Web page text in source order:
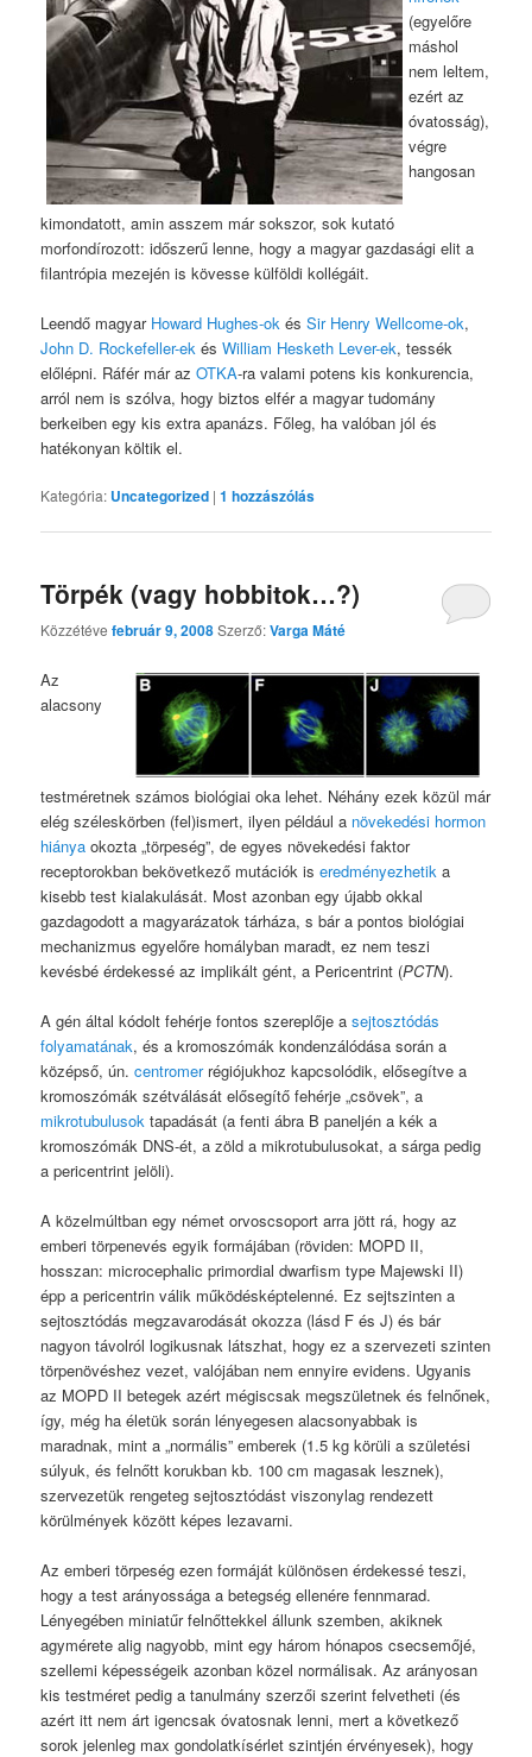
(egyelőre
máshol
nem leltem,
ezért az
óvatosság),
végre
hangosan
kimondatott, amin asszem már sokszor, sok kutató
morfondírozott: időszerű lenne, hogy a magyar gazdasági elit a
filantrópia mezején is kövesse külföldi kollégáit.
Leendő magyar Howard Hughes-ok ésSir Henry Wellcome-ok,
John D. Rockefeller-ek ésWilliam Hesketh Lever-ek, tessék
előlépni. Ráfér már azOTKA-ra valami potens kis konkurencia,
arról nem is szólva, hogy biztos elfér a magyar tudomány
berkeiben egy kis extra apanázs. Főleg, ha valóban jól és
hatékonyan költik el.
Kategória: Uncategorized |1 hozzászólás
Törpék (vagy hobbitok…?)
Közzétévefebruár 9, 2008Szerző:Varga Máté
Az
alacsony
testméretnek számos biológiai oka lehet. Néhány ezek közül már
elég széleskörben (fel)ismert, ilyen például a növekedési hormon
hiánya okozta „törpeség”, de egyes növekedési faktor
receptorokban bekövetkező mutációk iseredményezhetik a
kisebb test kialakulását. Most azonban egy újabb okkal
gazdagodott a magyarázatok tárháza, s bár a pontos biológiai
mechanizmus egyelőre homályban maradt, ez nem teszi
kevésbé érdekessé az implikált gént, a Pericentrint (PCTN).
A gén által kódolt fehérje fontos szereplője asejtosztódás
folyamatának, és a kromoszómák kondenzálódása során a
középső, ún.centromerrégiójukhoz kapcsolódik, elősegítve a
kromoszómák szétválását elősegítő fehérje „csövek”, a
mikrotubulusok tapadását (a fenti ábra B paneljén a kék a
kromoszómák DNS-ét, a zöld a mikrotubulusokat, a sárga pedig
a pericentrint jelöli).
A közelmúltban egy német orvoscsoport arra jött rá, hogy az
emberi törpenevés egyik formájában (röviden: MOPD II,
hosszan: microcephalic primordial dwarfism type Majewski II)
épp a pericentrin válik működésképtelenné. Ez sejtszinten a
sejtosztódás megzavarodását okozza (lásd F és J) és bár
nagyon távolról logikusnak látszhat, hogy ez a szervezeti szinten
törpenövéshez vezet, valójában nem ennyire evidens. Ugyanis
az MOPD II betegek azért mégiscsak megszületnek és felnőnek,
így, még ha életük során lényegesen alacsonyabbak is
maradnak, mint a „normális” emberek (1.5 kg körüli a születési
súlyuk, és felnőtt korukban kb. 100 cm magasak lesznek),
szervezetük rengeteg sejtosztódást viszonylag rendezett
körülmények között képes lezavarni.
Az emberi törpeség ezen formáját különösen érdekessé teszi,
hogy a test arányossága a betegség ellenére fennmarad.
Lényegében miniatűr felnőttekkel állunk szemben, akiknek
agymérete alig nagyobb, mint egy három hónapos csecsemőjé,
szellemi képességeik azonban közel normálisak. Az arányosan
kis testméret pedig a tanulmány szerzői szerint felvetheti (és
azért itt nem árt igencsak óvatosnak lenni, mert a következő
sorok jelenleg max gondolatkísérlet szintjén érvényesek), hogy